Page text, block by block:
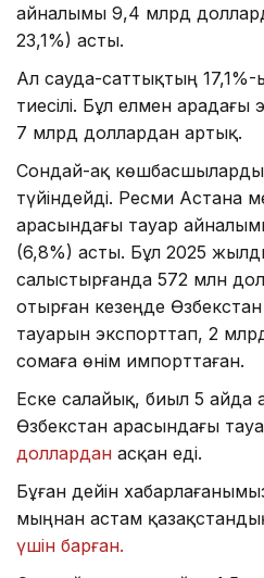
айналымы 9,4 млрд
23,1%) асты.
Ал сауда-саттықтың 17,1%-
тиесілі. Бұл елмен
7 млрд доллардан артық.
Сондай-ақ көшбасшылардың
түйіндейді. Ресми Астана
арасындағы тауар
(6,8%) асты. Бұл 2025
салыстырғанда 572 млн
отырған кезеңде
тауарын экспорттап, 2
сомаға өнім импорттаған.
Еске салайық, биыл 5 айда
Өзбекстан арасындағы
доллардан асқан еді.
Бұған дейін
мыңнан астам
үшін барған.